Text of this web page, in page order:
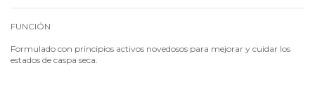
FUNCIÓN
Formulado con principios activos novedosos para mejorar y cuidar los
estados de caspa seca.